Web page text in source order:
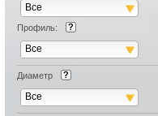
Все
Профиль:
Все
Диаметр
Все